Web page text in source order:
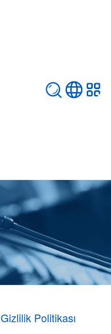
Gizlilik Politikası